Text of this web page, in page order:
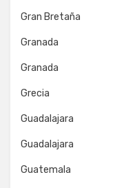
Gran Bretaña
Granada
Granada
Grecia
Guadalajara
Guadalajara
Guatemala